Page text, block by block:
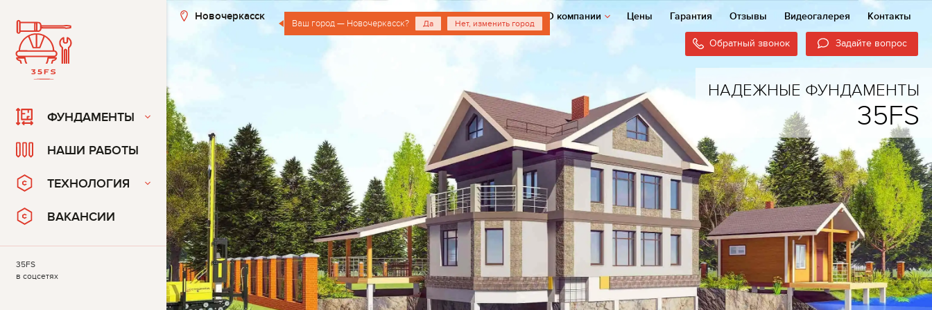
Новочеркасск
Ваш город — Новочеркасск? Да Нет, изменить город
О компании Цены Гарантия Отзывы Видеогалерея Контакты
Обратный звонок Задайте вопрос
НАДЕЖНЫЕ ФУНДАМЕНТЫ
35FS
ФУНДАМЕНТЫ
НАШИ РАБОТЫ
ТЕХНОЛОГИЯ
ВАКАНСИИ
35FS
в соцсетях